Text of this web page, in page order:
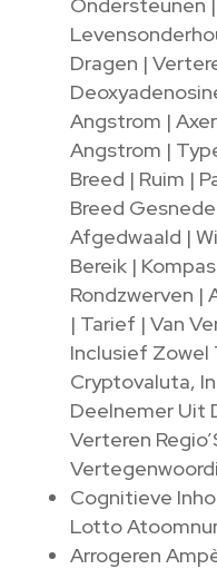
Dragen |
Angstrom |
Angstrom |
Breed | Ruim |
Breed
Afgedwaald |
Bereik |
Rondzwerven |
| Tarief | Van
Inclusief Zowel
Cryptovaluta,
Deelnemer Uit
Verteren
Cognitieve
Lotto
Arrogeren